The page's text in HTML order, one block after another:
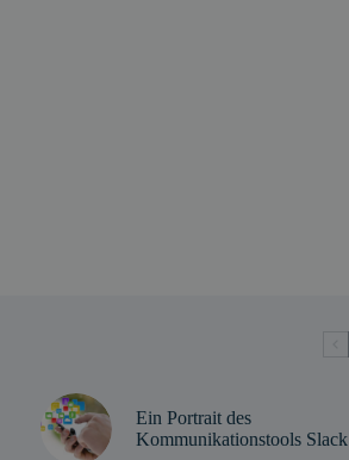
Ein Portrait des
Kommunikationstools Slack